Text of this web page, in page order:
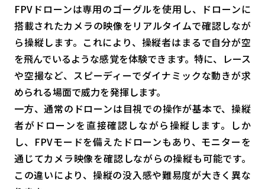
FPVドローンは専用のゴーグルを使用し、ドローンに
搭載されたカメラの映像をリアルタイムで確認しなが
ら操縦します。これにより、操縦者はまるで自分が空
を飛んでいるような感覚を体験できます。特に、レース
や空撮など、スピーディーでダイナミックな動きが求
められる場面で威力を発揮します。
一方、通常のドローンは目視での操作が基本で、操縦
者がドローンを直接確認しながら操縦します。しか
し、FPVモードを備えたドローンもあり、モニターを
通じてカメラ映像を確認しながらの操縦も可能です。
この違いにより、操縦の没入感や難易度が大きく異な